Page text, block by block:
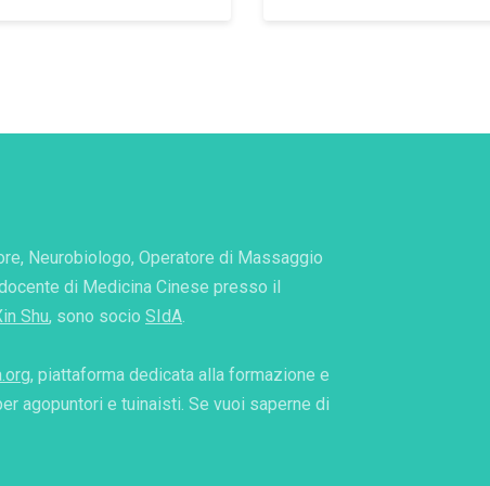
Neurobiologo, Operatore di Massaggio
di Medicina Cinese presso il
Shu, sono socio SIdA
, piattaforma dedicata alla formazione e
agopuntori e tuinaisti. Se vuoi saperne di